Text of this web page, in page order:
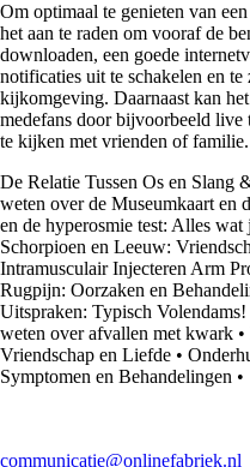
Om optimaal te genieten van
het aan te raden om vooraf de
downloaden, een goede
notificaties uit te schakelen en
kijkomgeving. Daarnaast kan
medefans door bijvoorbeeld live
te kijken met vrienden of familie.
De Relatie Tussen Os en Slang
weten over de Museumkaart en
en de hyperosmie test: Alles wat
Schorpioen en Leeuw:
Intramusculair Injecteren Arm
Rugpijn: Oorzaken en
Uitspraken: Typisch Volendams!
weten over afvallen met kwark •
Vriendschap en Liefde •
Symptomen en Behandelingen •
communicatie@onlinefabriek.nl